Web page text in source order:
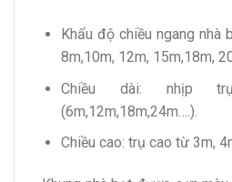
Khẩu độ chiều ngang nhà
8m,10m, 12m, 15m,18m,
Chiều dài: nhịp
(6m,12m,18m,24m….).
Chiều cao: trụ cao từ 3m,